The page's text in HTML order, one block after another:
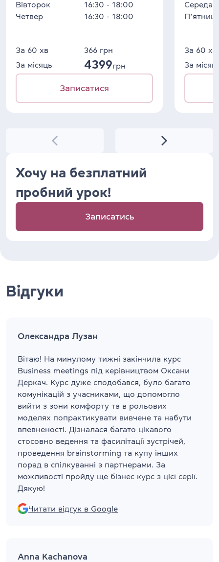
Вівторок
16:30 - 18:00
Четвер
16:30 - 18:00
За 60 хв 366 грн
За місяць
4399грн
Записатися
Середа
За 60 хв
За
Хочу на безплатний
пробний урок!
Записатись
Відгуки
Олександра Лузан
Вітаю! На минулому тижні закінчила курс
Business meetings під керівництвом Оксани
Деркач. Курс дуже сподобався, було багато
комунікацій з учасниками, що допомогло
вийти з зони комфорту та в рольових
моделях попрактикувати вивчене та набути
впевненості. Дізналася багато цікавого
стосовно ведення та фасилітації зустрічей,
проведення brainstorming та купу інших
порад в спілкуванні з партнерами. За
можливості пройду ще бізнес курс з цієї серії.
Дякую!
Читати відгук в Google
Anna Kachanova